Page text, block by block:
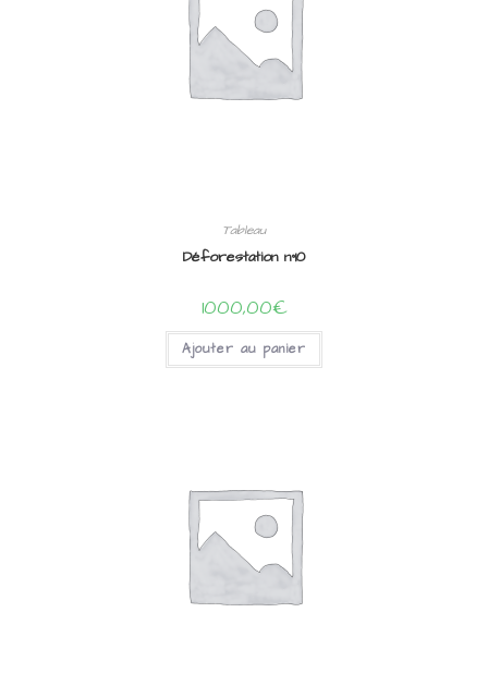
Tableau
Déforestation n°10
1000,00€
Ajouter au panier